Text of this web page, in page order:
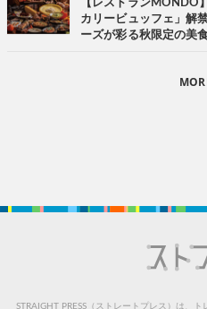
【レストランMONDO
カリービュッフェ」解
ーズが彩る秋限定の美
STRAIGHT PRESS（ストレートプレス）は、